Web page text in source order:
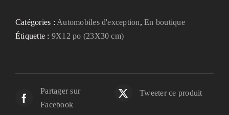
Catégories : Automobiles d'exception,En boutique
Étiquette : 9X12 po (23X30 cm)
Partager sur
Facebook
Tweeter ce produit